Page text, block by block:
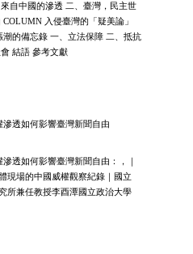
自中國的滲透 二、臺灣，民主世
入侵臺灣的「疑美論」
的備忘錄 一、立法保障 二、抵抗
結語 參考文獻
滲透如何影響臺灣新聞自由
透如何影響臺灣新聞自由：，｜
現場的中國威權觀察紀錄｜國立
所兼任教授李酉潭國立政治大學